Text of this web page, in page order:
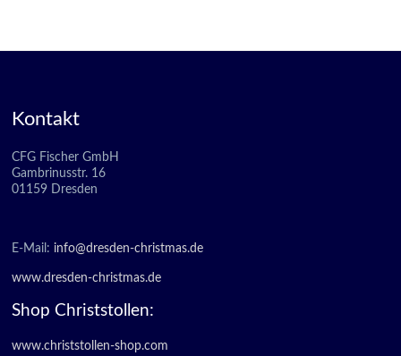
Kontakt
CFG Fischer GmbH
Gambrinusstr. 16
01159 Dresden
E-Mail: info@dresden-christmas.de
www.dresden-christmas.de
Shop Christstollen:
www.christstollen-shop.com